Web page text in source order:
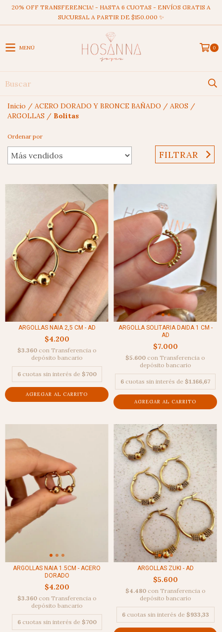
20% OFF TRANSFERENCIA! - HASTA 6 CUOTAS - ENVÍOS GRATIS A
SUCURSAL A PARTIR DE $150.000 ✨
MENÚ 0
Inicio / ACERO DORADO Y BRONCE BAÑADO / AROS /
ARGOLLAS / Bolitas
Ordenar por
FILTRAR
ARGOLLAS NAIA 2,5 CM - AD
$4.200
$3.360 con Transferencia o
depósito bancario
6 cuotas sin interés de $700
ARGOLLA SOLITARIA DAIDA 1 CM -
AD
$7.000
$5.600 con Transferencia o
depósito bancario
6 cuotas sin interés de $1.166,67
ARGOLLAS NAIA 1.5CM - ACERO
DORADO
$4.200
$3.360 con Transferencia o
depósito bancario
6 cuotas sin interés de $700
ARGOLLAS ZUKI - AD
$5.600
$4.480 con Transferencia o
depósito bancario
6 cuotas sin interés de $933,33